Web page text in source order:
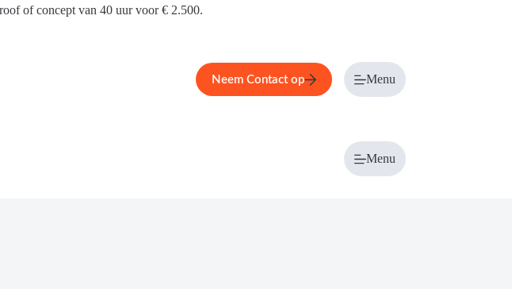
of concept van 40 uur voor € 2.500.
Neem Contact op Menu
Menu